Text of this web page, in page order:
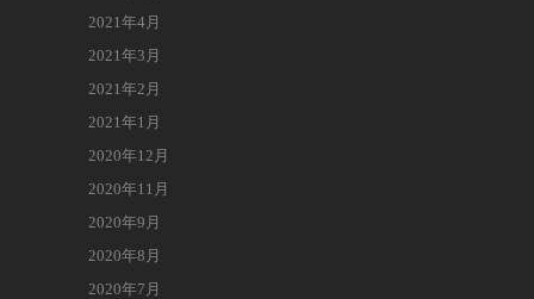
2021年4月
2021年3月
2021年2月
2021年1月
2020年12月
2020年11月
2020年9月
2020年8月
2020年7月